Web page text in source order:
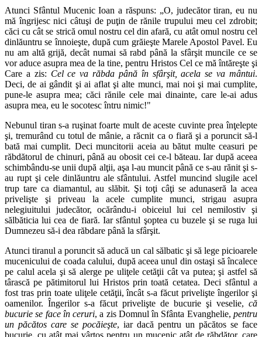
Atunci Sfântul Mucenic Ioan a răspuns: „O, judecător tiran, eu nu
mă îngrijesc nici câtuşi de puţin de rănile trupului meu cel zdrobit;
căci cu cât se strică omul nostru cel din afară, cu atât omul nostru cel
dinlăuntru se înnoieşte, după cum grăieşte Marele Apostol Pavel. Eu
nu am altă grijă, decât numai să rabd până la sfârşit muncile ce se
vor aduce asupra mea de la tine, pentru Hristos Cel ce mă întăreşte şi
Care a zis: Cel ce va răbda până în sfârşit, acela se va mântui.
Deci, de ai gândit şi ai aflat şi alte munci, mai noi şi mai cumplite,
pune-le asupra mea; căci rănile cele mai dinainte, care le-ai adus
asupra mea, eu le socotesc întru nimic!"
Nebunul tiran s-a ruşinat foarte mult de aceste cuvinte prea înţelepte
şi, tremurând cu totul de mânie, a răcnit ca o fiară şi a poruncit să-l
bată mai cumplit. Deci muncitorii aceia au bătut multe ceasuri pe
răbdătorul de chinuri, până au obosit cei ce-l băteau. Iar după aceea
schimbându-se unii după alţii, aşa l-au muncit până ce s-au rănit şi s-
au rupt şi cele dinlăuntru ale sfântului. Astfel muncind slugile acel
trup tare ca diamantul, au slăbit. Şi toţi câţi se adunaseră la acea
privelişte şi priveau la acele cumplite munci, strigau asupra
nelegiuitului judecător, ocărându-i obiceiul lui cel nemilostiv şi
sălbăticia lui cea de fiară. Iar sfântul şoptea cu buzele şi se ruga lui
Dumnezeu să-i dea răbdare până la sfârşit.
Atunci tiranul a poruncit să aducă un cal sălbatic şi să lege picioarele
mucenicului de coada calului, după aceea unul din ostaşi să încalece
pe calul acela şi să alerge pe uliţele cetăţii cât va putea; şi astfel să
târască pe pătimitorul lui Hristos prin toată cetatea. Deci sfântul a
fost tras prin toate uliţele cetăţii, încât s-a făcut privelişte îngerilor şi
oamenilor. Îngerilor s-a făcut privelişte de bucurie şi veselie, că
bucurie se face în ceruri, a zis Domnul în Sfânta Evanghelie,pentru
un păcătos care se pocăieşte, iar dacă pentru un păcătos se face
bucurie, cu atât mai vârtos pentru un mucenic atât de răbdător, care